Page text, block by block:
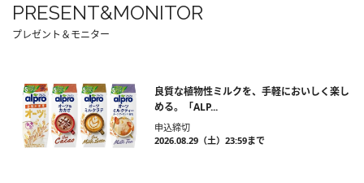
PRESENT&MONITOR
プレゼント＆モニター
良質な植物性ミルクを、手軽においしく楽し
める。「ALP...
申込締切
2026.08.29（土）23:59まで